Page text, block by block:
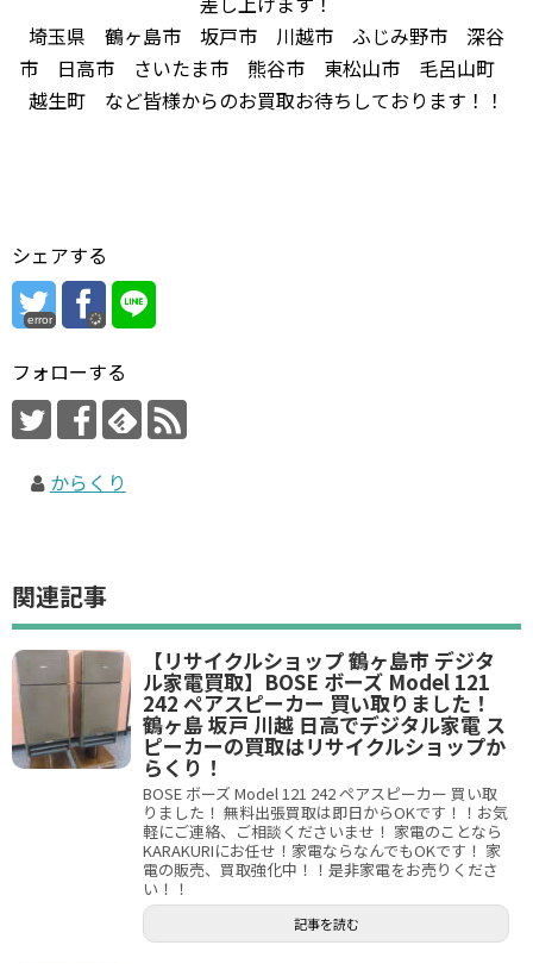
埼玉県 鶴ヶ島市 坂戸市 川越市 ふじみ野市 深谷
市 日高市 さいたま市 熊谷市 東松山市 毛呂山町
越生町 など皆様からのお買取お待ちしております！！
シェアする
error
フォローする
からくり
関連記事
【リサイクルショップ 鶴ヶ島市 デジタ
ル家電買取】BOSE ボーズ Model 121
242 ペアスピーカー 買い取りました！
鶴ヶ島 坂戸 川越 日高でデジタル家電 ス
ピーカーの買取はリサイクルショップか
らくり！
BOSE ボーズ Model 121 242 ペアスピーカー 買い取
りました！ 無料出張買取は即日からOKです！！お気
軽にご連絡、ご相談くださいませ！ 家電のことなら
KARAKURIにお任せ！家電ならなんでもOKです！ 家
電の販売、買取強化中！！是非家電をお売りくださ
い！！
記事を読む